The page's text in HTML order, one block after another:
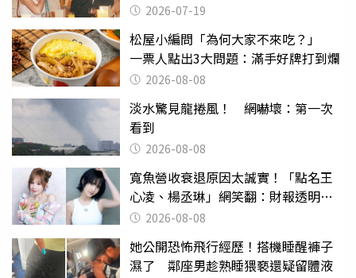
2026-07-19
松屋小編問「為何大家不來吃？」
一票人點出3大問題：滿手好牌打到爛
2026-08-08
淡水驚見龍捲風！ 網嚇壞：第一次
看到
2026-08-08
寬魚營收衰退原因太誠實！「點名王
心凌、楊丞琳」網笑翻：財報透明度
滿分2026-08-08
她公開恐怖飛行經歷！搭機睡醒褲子
濕了 鄰座男趁熟睡猥褻還疑留體液